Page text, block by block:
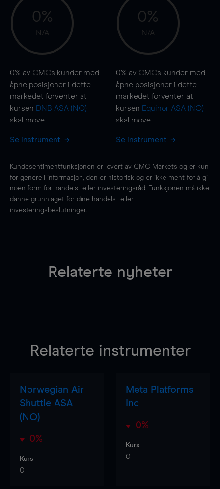
0%
N/A
0% av CMCs kunder med
åpne posisjoner i dette
markedet forventer at
kursen DNB ASA (NO)
skal move
Se instrument
0%
N/A
0% av CMCs kunder med
åpne posisjoner i dette
markedet forventer at
kursen Equinor ASA (NO)
skal move
Se instrument
Kundesentimentfunksjonen er levert av CMC Markets og er kun
for generell informasjon, den er historisk og er ikke ment for å gi
noen form for handels- eller investeringsråd. Funksjonen må ikke
danne grunnlaget for dine handels- eller
investeringsbeslutninger.
Relaterte nyheter
Relaterte instrumenter
Norwegian Air
Shuttle ASA
(NO)
0%
Kurs
0
Meta Platforms
Inc
0%
Kurs
0